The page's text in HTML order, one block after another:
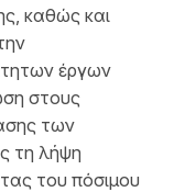
καθώς και
έργων
στους
των
τη λήψη
του πόσιμου